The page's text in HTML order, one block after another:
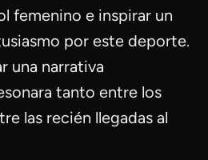
femenino e inspirar un
por este deporte.
una narrativa
tanto entre los
las recién llegadas al